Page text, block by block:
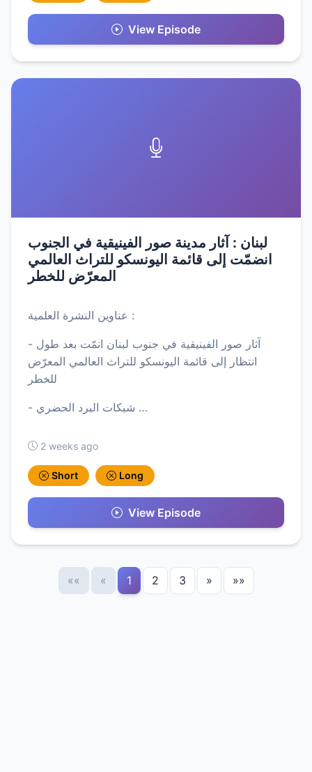
View Episode
لبنان : آثار مدينة صور الفينيقية في الجنوب
انضمّت إلى قائمة اليونسكو للتراث العالمي
المعرّض للخطر
عناوين النشرة العلمية :
- آثار صور الفينيقية في جنوب لبنان انمّت بعد طول
انتظار إلى قائمة اليونسكو للتراث العالمي المعرّض
للخطر
- شبكات البرد الحضري …
2 weeks ago
Short Long
View Episode
«« « 1 2 3 » »»